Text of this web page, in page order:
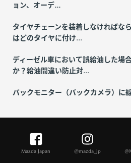
ョン、オーデ...
タイヤチェーンを装着しなければな
はどのタイヤに付け...
ディーゼル車において誤給油した場
か？給油間違い防止対...
バックモニター（バックカメラ）に
Mazda Japan @mazda_jp